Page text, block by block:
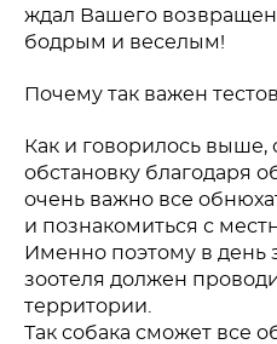
ждал Вашего
бодрым и веселым!
Почему так важен
Как и говорилось выше,
обстановку благодаря
очень важно все
и познакомиться с
Именно поэтому в день
зоотеля должен
территории.
Так собака сможет все